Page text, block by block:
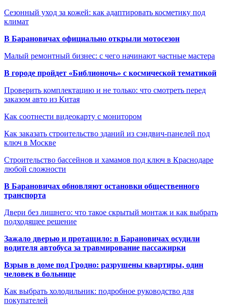
Сезонный уход за кожей: как адаптировать косметику под
климат
В Барановичах официально открыли мотосезон
Малый ремонтный бизнес: с чего начинают частные мастера
В городе пройдет «Библионочь» с космической тематикой
Проверить комплектацию и не только: что смотреть перед
заказом авто из Китая
Как соотнести видеокарту с монитором
Как заказать строительство зданий из сэндвич-панелей под
ключ в Москве
Строительство бассейнов и хамамов под ключ в Краснодаре
любой сложности
В Барановичах обновляют остановки общественного
транспорта
Двери без лишнего: что такое скрытый монтаж и как выбрать
подходящее решение
Зажало дверью и протащило: в Барановичах осудили
водителя автобуса за травмирование пассажирки
Взрыв в доме под Гродно: разрушены квартиры, один
человек в больнице
Как выбрать холодильник: подробное руководство для
покупателей